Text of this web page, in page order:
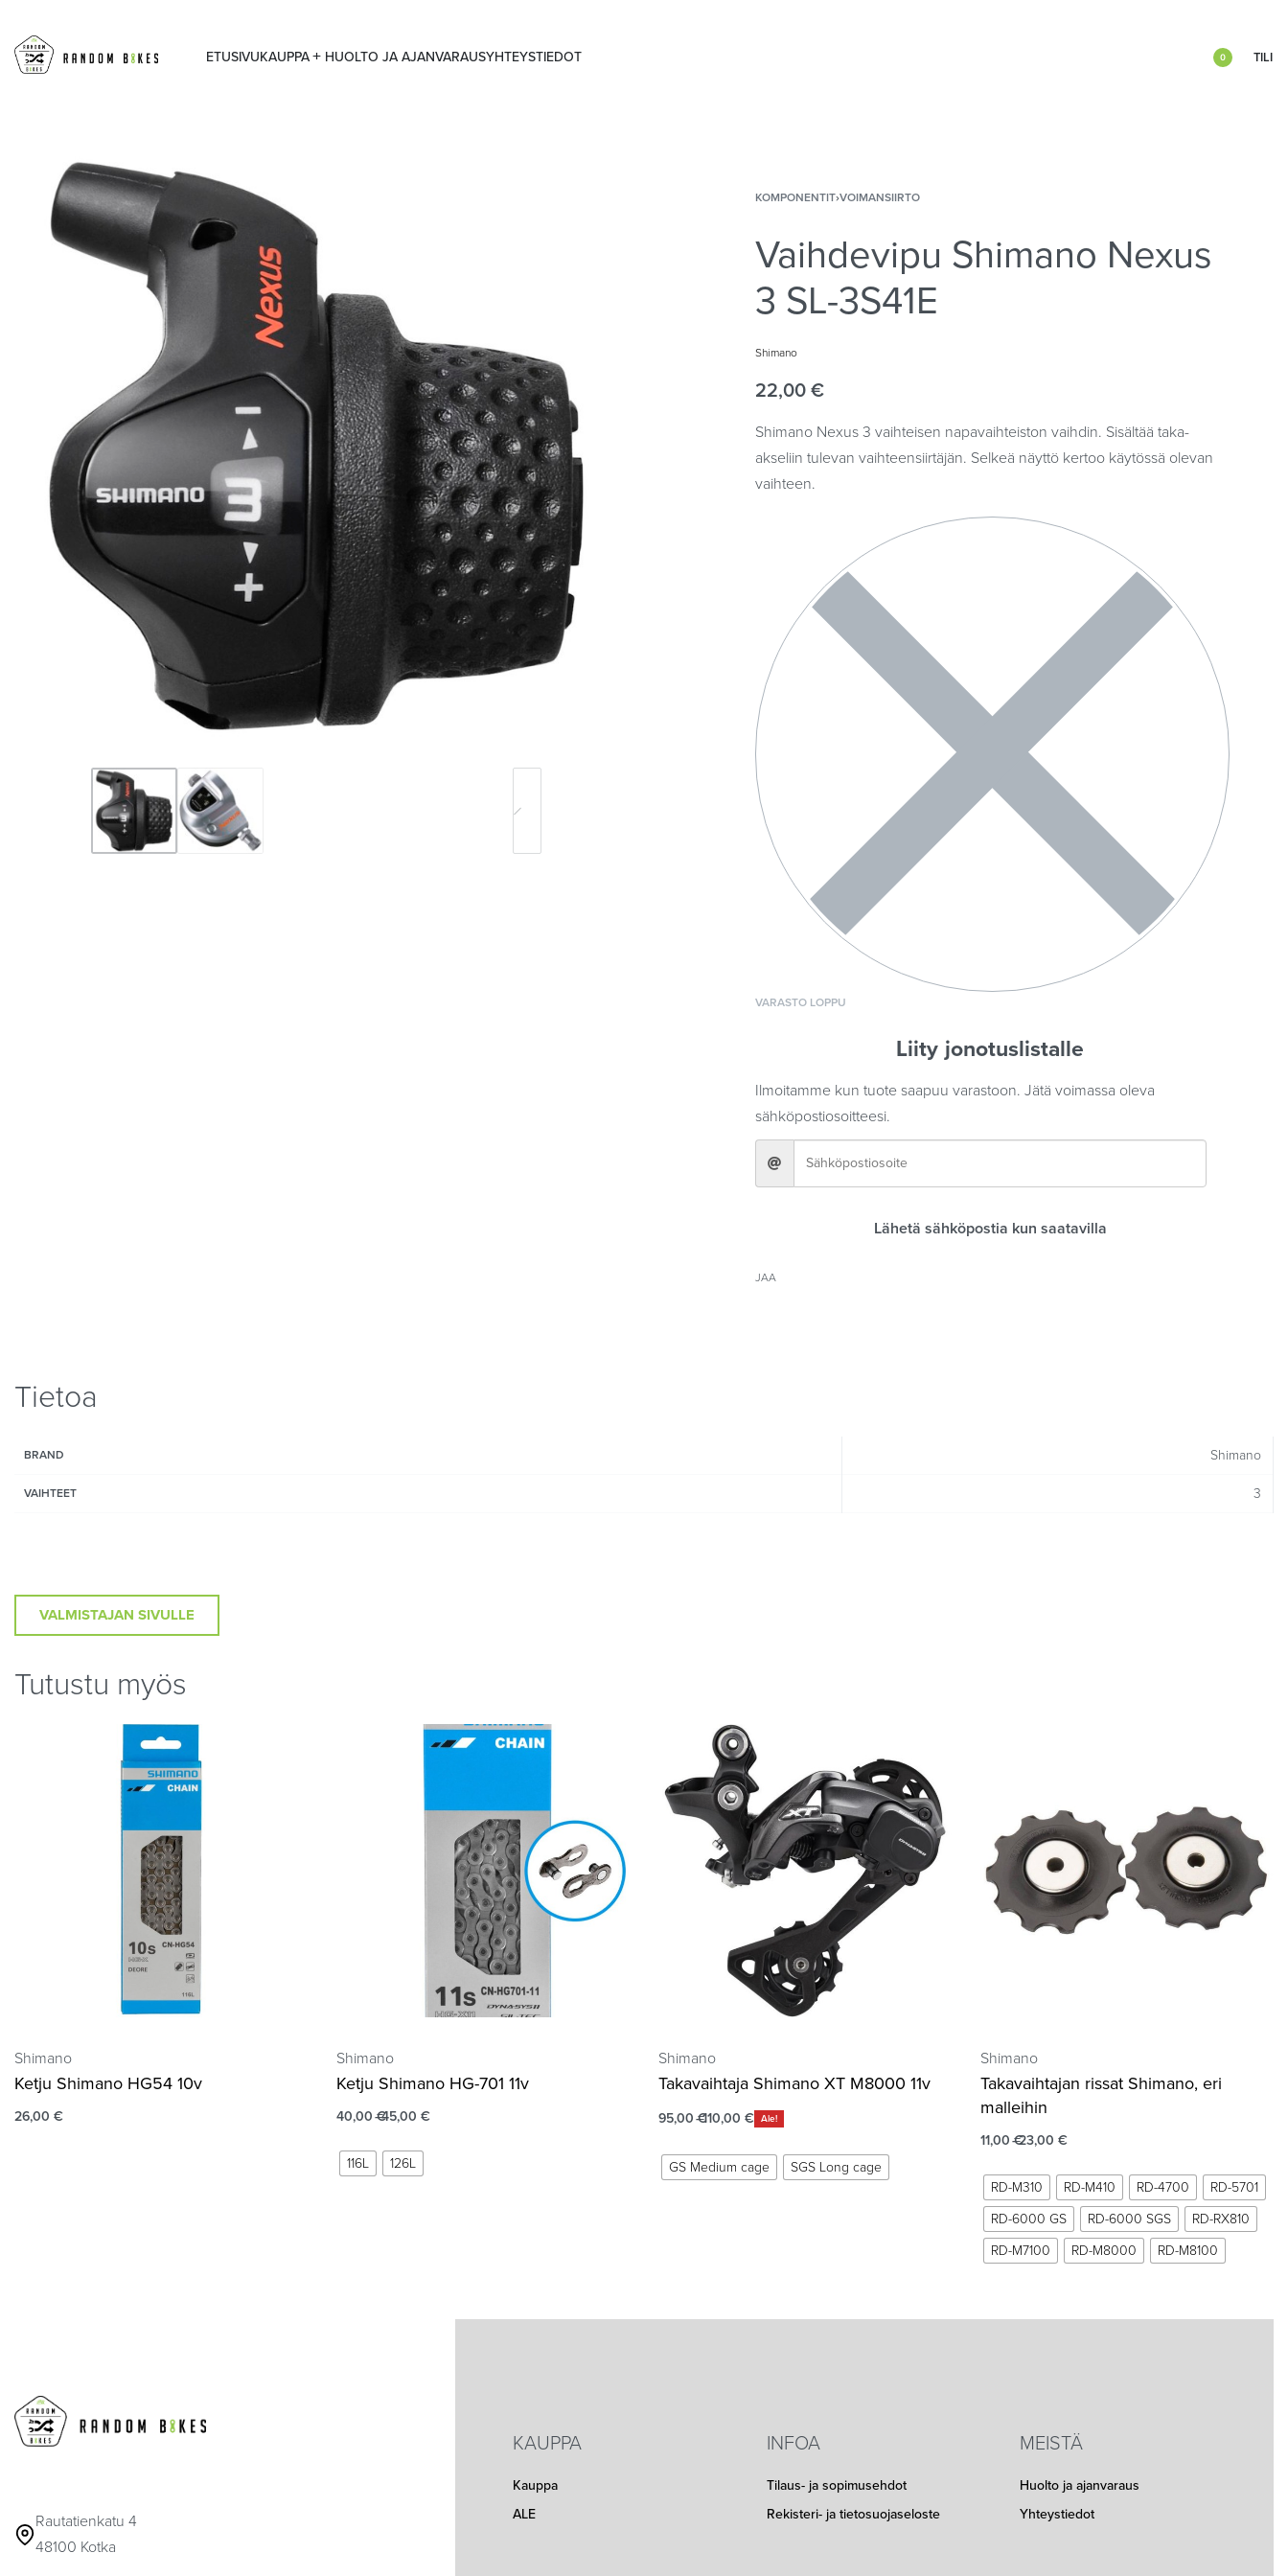
ETUSIVUKAUPPA HUOLTO JA AJANVARAUSYHTEYSTIEDOT 0 TILI
KOMPONENTIT›VOIMANSIIRTO
Vaihdevipu Shimano Nexus
3 SL-3S41E
Shimano
22,00 €
Shimano Nexus 3 vaihteisen napavaihteiston vaihdin. Sisältää taka-
akseliin tulevan vaihteensiirtäjän. Selkeä näyttö kertoo käytössä olevan
vaihteen.
VARASTO LOPPU
Liity jonotuslistalle
Ilmoitamme kun tuote saapuu varastoon. Jätä voimassa oleva
sähköpostiosoitteesi.
Lähetä sähköpostia kun saatavilla
JAA
Tietoa
BRAND Shimano
VAIHTEET 3
VALMISTAJAN SIVULLE
Tutustu myös
Shimano
Ketju Shimano HG54 10v
26,00 €
Shimano
Ketju Shimano HG-701 11v
40,00€45,00 €
116L 126L
Shimano
Takavaihtaja Shimano XT M8000 11v
95,00€110,00 € Ale!
GS Medium cage SGS Long cage
Shimano
Takavaihtajan rissat Shimano, eri
malleihin
11,00€23,00 €
RD-M310 RD-M410 RD-4700
RD-5701
RD-6000 GS
RD-6000 SGS
RD-RX810
RD-M7100
RD-M8000 RD-M8100
Rautatienkatu 4
48100 Kotka
KAUPPA
Kauppa
ALE
INFOA
Tilaus- ja sopimusehdot
Rekisteri- ja tietosuojaseloste
MEISTÄ
Huolto ja ajanvaraus
Yhteystiedot